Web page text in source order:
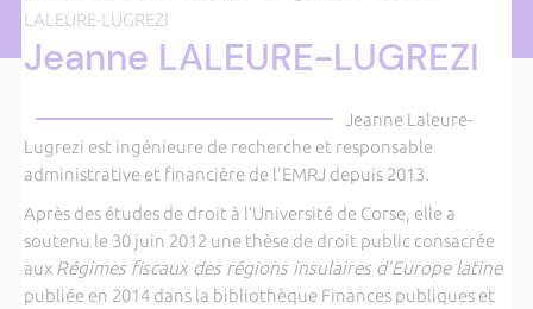
LALEURE-LUGREZI
Jeanne LALEURE-LUGREZI
Jeanne Laleure-
Lugrezi est ingénieure de recherche et responsable
administrative et financière de l'EMRJ depuis 2013.
Après des études de droit à l’Université de Corse, elle a
soutenu le 30 juin 2012 une thèse de droit public consacrée
aux Régimes fiscaux des régions insulaires d’Europe latine
publiée en 2014 dans la bibliothèque Finances publiques et